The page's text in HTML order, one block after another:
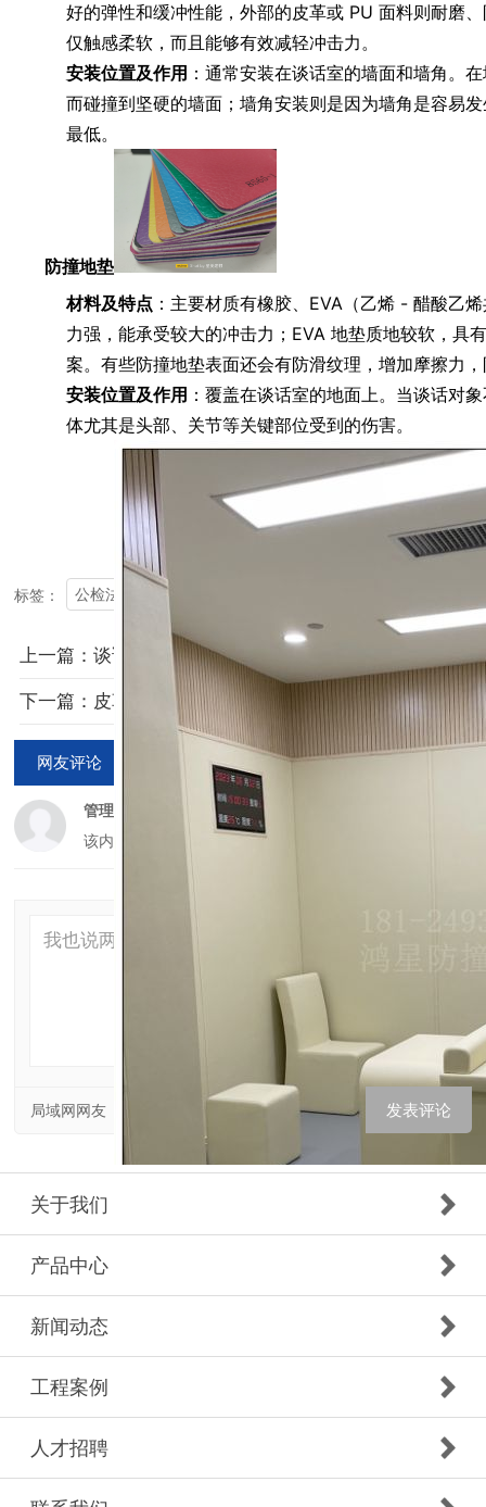
好的弹性和缓冲性能，外部的皮革或 PU 面料则耐磨
仅触感柔软，而且能够有效减轻冲击力。
安装位置及作用 ：通常安装在谈话室的墙面和墙角。
而碰撞到坚硬的墙面；墙角安装则是因为墙角是容易
最低。
防撞地垫
材料及特点 ：主要材质有橡胶、EVA（乙烯 - 醋酸乙
力强，能承受较大的冲击力；EVA 地垫质地较软，具
案。有些防撞地垫表面还会有防滑纹理，增加摩擦力
安装位置及作用 ：覆盖在谈话室的地面上。当谈话对
体尤其是头部、关节等关键部位受到的伤害。
防撞桌椅
材料及特点：桌子和椅子的边缘及棱角部分通常会包
你觉得这篇文章怎么样？
0
标签： 公检法纪委留置谈话室防撞用品都有哪些呢
上一篇：谈话室留置室防撞聚乙烯软包，软包马桶与硅胶洗手台
下一篇：皮革阻燃和皮革阻燃标准是什么
网友评论
管理员
该内容暂无评论
局域网网友
关于我们
产品中心
新闻动态
工程案例
人才招聘